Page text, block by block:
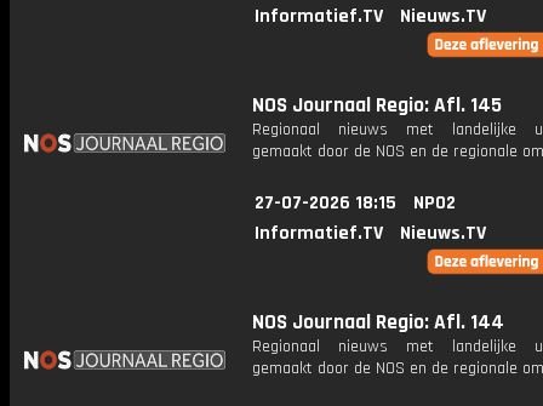
Informatief.TV
Nieuws.TV
NOS Journaal Regio: Afl. 145
Regionaal nieuws met landelijke
gemaakt door de NOS en de regionale
27-07-2026 18:15
NPO2
Informatief.TV
Nieuws.TV
NOS Journaal Regio: Afl. 144
Regionaal nieuws met landelijke
gemaakt door de NOS en de regionale